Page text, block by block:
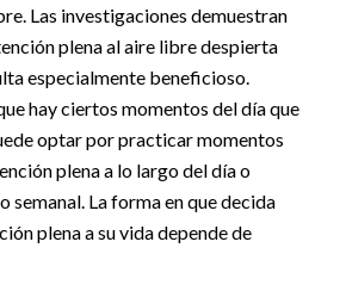
Las investigaciones demuestran
plena al aire libre despierta
especialmente beneficioso.
hay ciertos momentos del día que
optar por practicar momentos
plena a lo largo del día o
semanal. La forma en que decida
plena a su vida depende de